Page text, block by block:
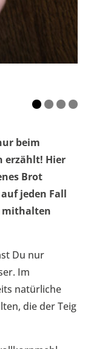
beim
erzählt! Hier
Brot
jeden Fall
mithalten
Du nur
Im
natürliche
die der Teig